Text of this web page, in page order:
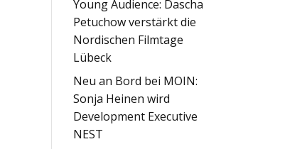
Young Audience: Dascha
Petuchow verstärkt die
Nordischen Filmtage
Lübeck
Neu an Bord bei MOIN:
Sonja Heinen wird
Development Executive
NEST